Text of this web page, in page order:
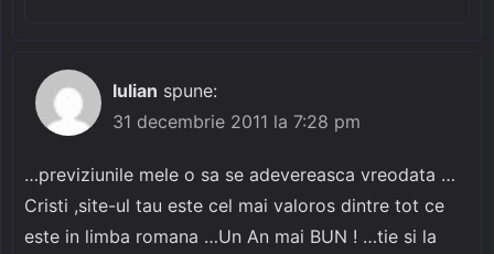
Iulian spune:
31 decembrie 2011 la 7:28 pm
…previziunile mele o sa se adevereasca vreodata …
Cristi ,site-ul tau este cel mai valoros dintre tot ce
este in limba romana …Un An mai BUN ! …tie si la